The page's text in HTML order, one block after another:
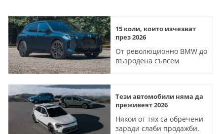
15 коли, които изчезват
през 2026
От революционно BMW до
възродена съвсем
Тези автомобили няма да
преживеят 2026
Някои от тях са обречени
заради слаби продажби,